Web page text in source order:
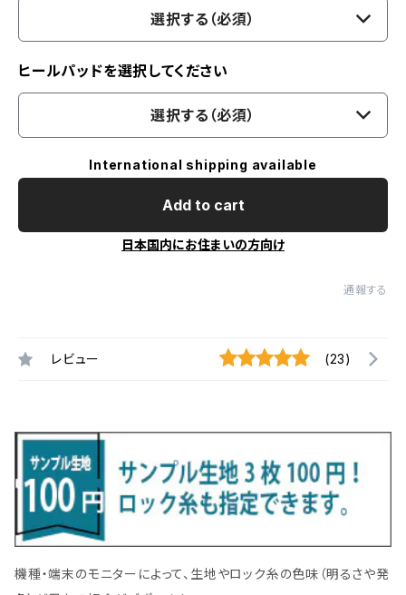
選択する（必須）
ヒールパッドを選択してください
選択する（必須）
International shipping available
Add to cart
日本国内にお住まいの方向け
通報する
レビュー (23)
機種・端末のモニターによって、生地やロック糸の色味（明るさや発